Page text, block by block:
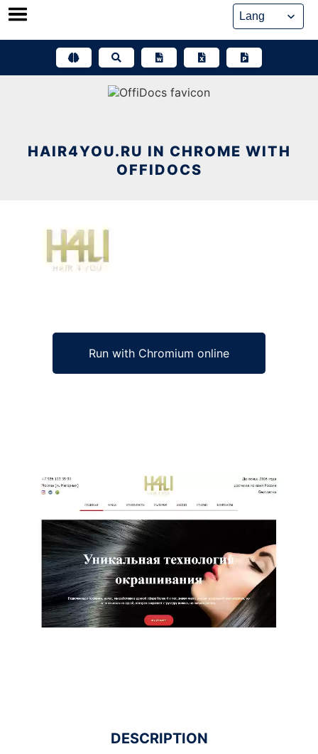
Skip
HAIR4YOU.RU IN CHROME WITH
OFFIDOCS
Run with Chromium online
Ad
DESCRIPTION